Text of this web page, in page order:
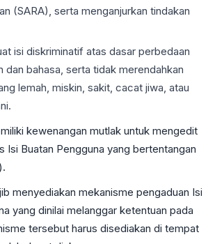
(SARA), serta menganjurkan tindakan
isi diskriminatif atas dasar perbedaan
dan bahasa, serta tidak merendahkan
lemah, miskin, sakit, cacat jiwa, atau
kewenangan mutlak untuk mengedit
Isi Buatan Pengguna yang bertentangan
menyediakan mekanisme pengaduan Isi
yang dinilai melanggar ketentuan pada
tersebut harus disediakan di tempat